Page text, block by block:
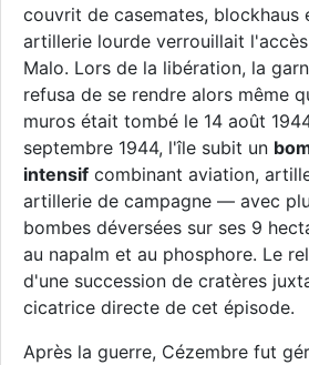
couvrit de casemates, blockhaus
artillerie lourde verrouillait
Malo. Lors de la libération, la
refusa de se rendre alors même
muros était tombé le 14 août
septembre 1944, l'île subit un
intensif combinant aviation,
artillerie de campagne — avec
bombes déversées sur ses 9
au napalm et au phosphore. Le
d'une succession de cratères
cicatrice directe de cet épisode.
Après la guerre, Cézembre fut